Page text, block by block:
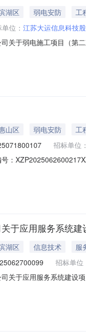
湖区 弱电安防 工
位： 江苏大运信息科技
关于弱电施工项目（第
项目已具备招标条件，
山区 弱电安防
工
招标单位：
：
年7月18日监督部门
于应用服务系统
湖区 信息技术 服
招标单位
关于应用服务系统建设
、项目名称：应